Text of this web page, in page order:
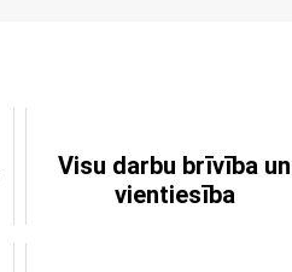
Visu darbu brīvība un
vientiesība